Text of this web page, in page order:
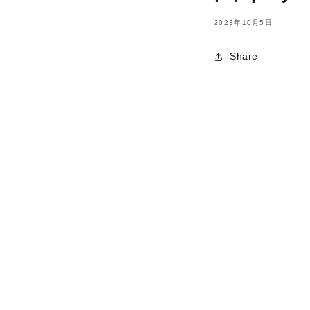
2023年10月5日
Share